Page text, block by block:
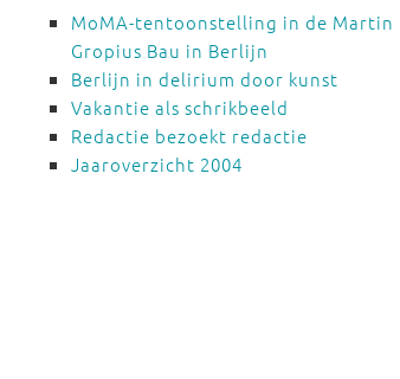
MoMA-tentoonstelling in de Martin
Gropius Bau in Berlijn
Berlijn in delirium door kunst
Vakantie als schrikbeeld
Redactie bezoekt redactie
Jaaroverzicht 2004